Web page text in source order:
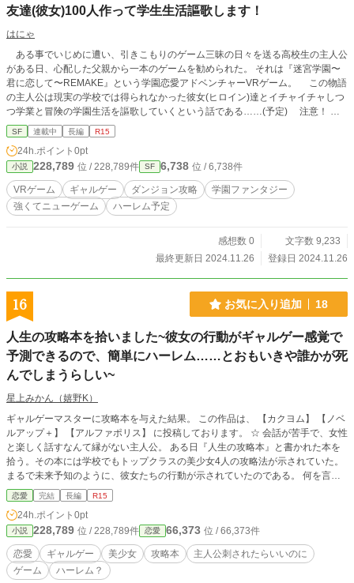
友達(彼女)100人作って学生生活謳歌します！
はにゃ
ある事でいじめに遭い、引きこもりのゲーム三昧の日々を送る高校生の主人公
がある日、心配した父親から一本のゲームを勧められた。 それは『迷宮学園〜
君に恋して〜REMAKE』という学園恋愛アドベンチャーVRゲーム。 この物語
の主人公は現実の学校では得られなかった彼女(ヒロイン)達とイチャイチャしつ
つ学業と冒険の学園生活を謳歌していくという話である……(予定) 注意！
気が向いたら書いてる作品ですので不定期更新です。 エタる可能性があるの
SF 連載中 長編 R15
24h.ポイント 0pt
小説 228,789 位 / 228,789件 SF 6,738 位 / 6,738件
VRゲーム ギャルゲー ダンジョン攻略
学園ファンタジー
強くてニューゲーム
ハーレム予定
感想数 0
文字数 9,233
最終更新日 2024.11.26
登録日 2024.11.26
16 お気に入り追加 18
人生の攻略本を拾いました~彼女の行動がギャルゲー感覚で
予測できるので、簡単にハーレム……とおもいきや誰かが死
んでしまうらしい~
星上みかん（嬉野K）
ギャルゲーマスターに攻略本を与えた結果。 この作品は、 【カクヨム】 【ノベ
ルアップ＋】 【アルファポリス】 に投稿しております。 ☆ 会話が苦手で、女性
と楽しく話すなんて縁がない主人公。 ある日『人生の攻略本』と書かれた本を
拾う。その本には学校でもトップクラスの美少女4人の攻略法が示されていた。
まるで未来予知のように、彼女たちの行動が示されていたのである。 何を言え
ば好感度が上がるのか。どの行動をすれば告白されるのかまで、詳しく書かれて
いた。 これを使えば簡単に彼女およびハーレムが作れる、と浮足立つ主人公。
しかし攻略本を読み進めていくと、どうやらとあるキャラクターが死んでしまう
ようで。 その人の死は回避したい。しかし誰が死んでしまうのかはわからな
い。 ということで、全員と仲良くならないといけない。 仕方がなく、やむを得
ず、本意ではないけれどハーレムを作ることになってしまう。 あくまでも人命
救助に必要なだけですよ。
恋愛 完結 長編 R15
24h.ポイント 0pt
小説 228,789 位 / 228,789件 恋愛 66,373 位 / 66,373件
恋愛 ギャルゲー 美少女 攻略本
主人公刺されたらいいのに
ゲーム
ハーレム？